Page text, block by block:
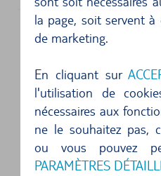
la page, soit servent
de marketing.
En cliquant sur
l'utilisation de
nécessaires aux
ne le souhaitez pas,
ou vous pouvez
PARAMÈTRES
Découvrez Chypre
de Paphos
Bienvenue à Paphos, le
Chypre ! Souhaitez-
cette région fascinante